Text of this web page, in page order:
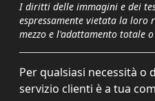
I diritti delle immagini e dei
espressamente vietata la loro
mezzo e l'adattamento totale
Per qualsiasi necessità o
servizio clienti è a tua